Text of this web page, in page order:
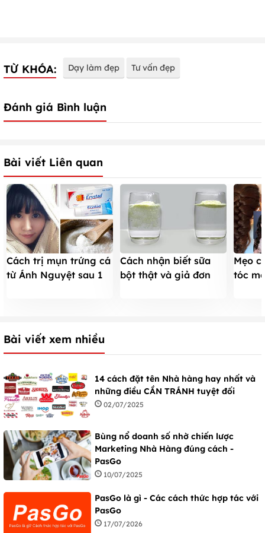
TỪ KHÓA: Dạy làm đẹp Tư vấn đẹp
Đánh giá Bình luận
Bài viết Liên quan
Cách trị mụn trứng cá
từ Ánh Nguyệt sau 1
Cách nhận biết sữa
bột thật và giả đơn
Mẹo
tóc
Bài viết xem nhiều
14 cách đặt tên Nhà hàng hay nhất và
những điều CẦN TRÁNH tuyệt đối
02/07/2025
Bùng nổ doanh số nhờ chiến lược
Marketing Nhà Hàng đúng cách -
PasGo
10/07/2025
PasGo là gì - Các cách thức hợp tác với
PasGo
17/07/2026